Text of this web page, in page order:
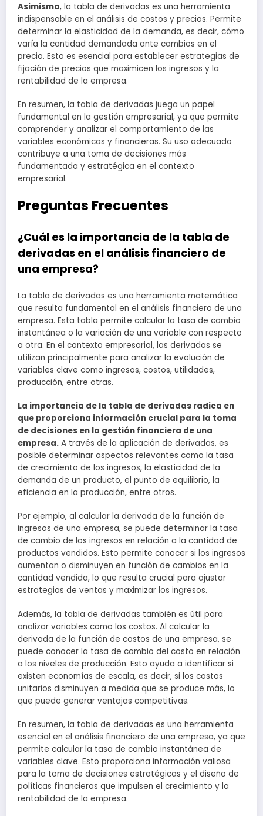
Asimismo, la tabla de derivadas es una herramienta
indispensable en el análisis de costos y precios. Permite
determinar la elasticidad de la demanda, es decir, cómo
varía la cantidad demandada ante cambios en el
precio. Esto es esencial para establecer estrategias de
fijación de precios que maximicen los ingresos y la
rentabilidad de la empresa.
En resumen, la tabla de derivadas juega un papel
fundamental en la gestión empresarial, ya que permite
comprender y analizar el comportamiento de las
variables económicas y financieras. Su uso adecuado
contribuye a una toma de decisiones más
fundamentada y estratégica en el contexto
empresarial.
Preguntas Frecuentes
¿Cuál es la importancia de la tabla de
derivadas en el análisis financiero de
una empresa?
La tabla de derivadas es una herramienta matemática
que resulta fundamental en el análisis financiero de una
empresa. Esta tabla permite calcular la tasa de cambio
instantánea o la variación de una variable con respecto
a otra. En el contexto empresarial, las derivadas se
utilizan principalmente para analizar la evolución de
variables clave como ingresos, costos, utilidades,
producción, entre otras.
La importancia de la tabla de derivadas radica en
que proporciona información crucial para la toma
de decisiones en la gestión financiera de una
empresa. A través de la aplicación de derivadas, es
posible determinar aspectos relevantes como la tasa
de crecimiento de los ingresos, la elasticidad de la
demanda de un producto, el punto de equilibrio, la
eficiencia en la producción, entre otros.
Por ejemplo, al calcular la derivada de la función de
ingresos de una empresa, se puede determinar la tasa
de cambio de los ingresos en relación a la cantidad de
productos vendidos. Esto permite conocer si los ingresos
aumentan o disminuyen en función de cambios en la
cantidad vendida, lo que resulta crucial para ajustar
estrategias de ventas y maximizar los ingresos.
Además, la tabla de derivadas también es útil para
analizar variables como los costos. Al calcular la
derivada de la función de costos de una empresa, se
puede conocer la tasa de cambio del costo en relación
a los niveles de producción. Esto ayuda a identificar si
existen economías de escala, es decir, si los costos
unitarios disminuyen a medida que se produce más, lo
que puede generar ventajas competitivas.
En resumen, la tabla de derivadas es una herramienta
esencial en el análisis financiero de una empresa, ya que
permite calcular la tasa de cambio instantánea de
variables clave. Esto proporciona información valiosa
para la toma de decisiones estratégicas y el diseño de
políticas financieras que impulsen el crecimiento y la
rentabilidad de la empresa.